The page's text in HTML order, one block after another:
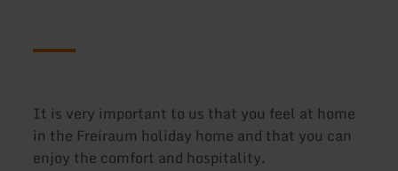
It is very important to us that you feel at home
in the Freiraum holiday home and that you can
enjoy the comfort and hospitality.